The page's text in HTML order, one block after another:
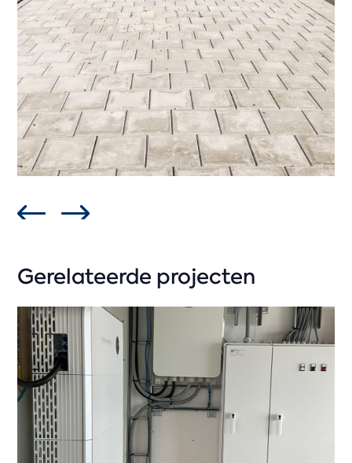
Gerelateerde projecten